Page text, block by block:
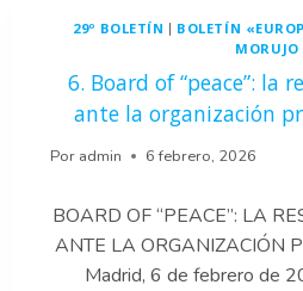
LA
29º BOLETÍN BOLETÍN
MORUJO
6. Board of “peace”: la
ante la organización
Por admin 6 febrero, 2026
BOARD OF “PEACE”: LA
ANTE LA ORGANIZACIÓN
Madrid, 6 de febrero de